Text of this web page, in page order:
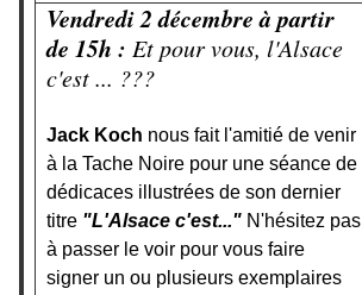
Vendredi 2 décembre à partir
de 15h : Et pour vous, l'Alsace
c'est ... ???
Jack Koch nous fait l'amitié de venir
à la Tache Noire pour une séance de
dédicaces illustrées de son dernier
titre "L'Alsace c'est..." N'hésitez pas
à passer le voir pour vous faire
signer un ou plusieurs exemplaires